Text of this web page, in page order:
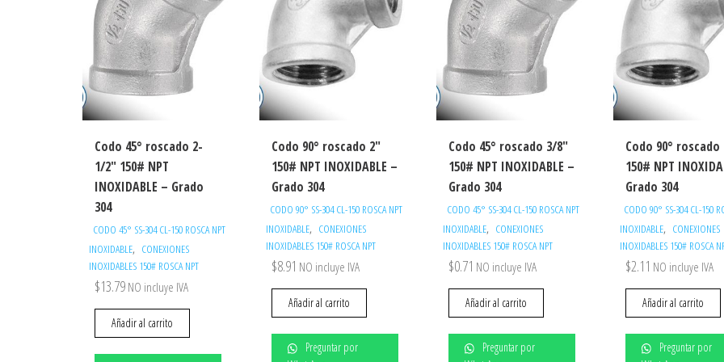
Codo 45° roscado 2-
1/2″ 150# NPT
INOXIDABLE – Grado
304
CODO 45° SS-304 CL-150 ROSCA NPT
INOXIDABLE, CONEXIONES
INOXIDABLES 150# ROSCA NPT
$13.79 NO incluye IVA
Añadir al carrito
Codo 90° roscado 2″
150# NPT INOXIDABLE –
Grado 304
CODO 90° SS-304 CL-150 ROSCA NPT
INOXIDABLE, CONEXIONES
INOXIDABLES 150# ROSCA NPT
$8.91 NO incluye IVA
Añadir al carrito
Preguntar por
Codo 45° roscado 3/8″
150# NPT INOXIDABLE –
Grado 304
CODO 45° SS-304 CL-150 ROSCA NPT
INOXIDABLE, CONEXIONES
INOXIDABLES 150# ROSCA NPT
$0.71 NO incluye IVA
Añadir al carrito
Preguntar por
Codo 90° roscado
150# NPT
Grado 304
CODO 90° SS-304 CL-150
INOXIDABLE, CONEXIONES
INOXIDABLES 150# ROSCA
$2.11 NO incluye IVA
Añadir al carrito
Preguntar por